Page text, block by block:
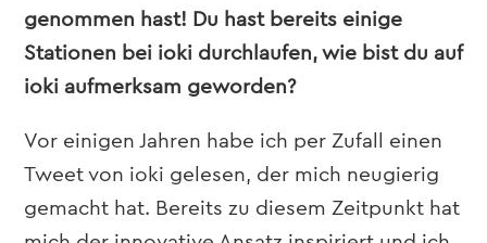
genommen hast! Du hast bereits einige
Stationen bei ioki durchlaufen, wie bist du auf
ioki aufmerksam geworden?
Vor einigen Jahren habe ich per Zufall einen
Tweet von ioki gelesen, der mich neugierig
gemacht hat. Bereits zu diesem Zeitpunkt hat